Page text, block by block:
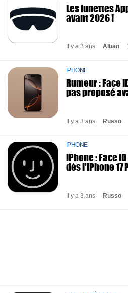
Les lunettes
avant 2026 !
Il y a 3 ans Alban
IPHONE
Rumeur : Face
pas proposé
Il y a 3 ans Russo
IPHONE
iPhone : Face
dès l'iPhone
Il y a 3 ans Russo